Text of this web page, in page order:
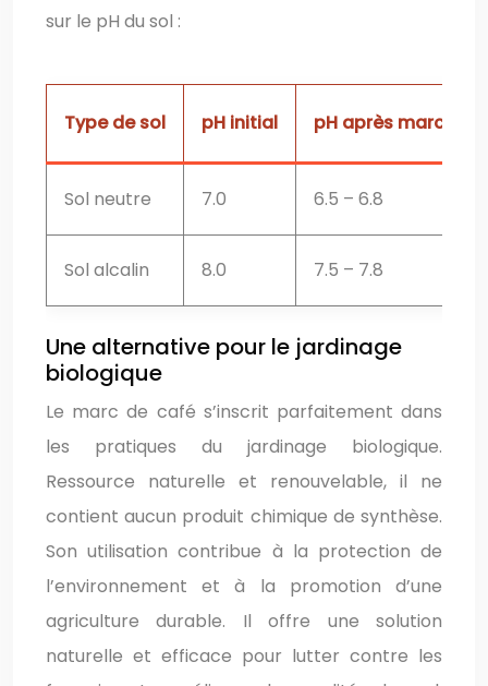
sur le pH du sol :
Type de sol pH initial pH après marc de
Sol neutre 7.0 6.5 – 6.8
Sol alcalin 8.0 7.5 – 7.8
Une alternative pour le jardinage
biologique
Le marc de café s’inscrit parfaitement dans
les pratiques du jardinage biologique.
Ressource naturelle et renouvelable, il ne
contient aucun produit chimique de synthèse.
Son utilisation contribue à la protection de
l’environnement et à la promotion d’une
agriculture durable. Il offre une solution
naturelle et efficace pour lutter contre les